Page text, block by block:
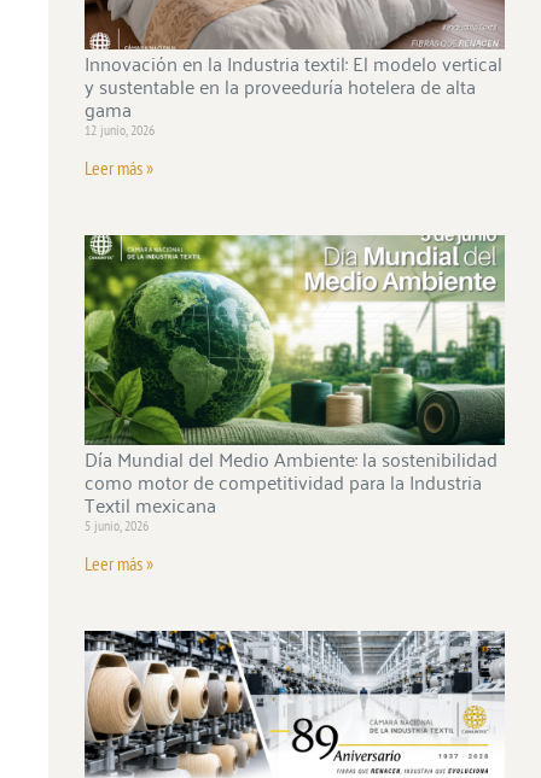
Innovación en la Industria textil: El modelo vertical
y sustentable en la proveeduría hotelera de alta
gama
12 junio, 2026
Leer más »
Día Mundial del Medio Ambiente: la sostenibilidad
como motor de competitividad para la Industria
Textil mexicana
5 junio, 2026
Leer más »